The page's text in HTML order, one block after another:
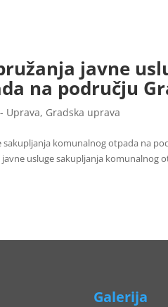
javne
na području
Uprava, Gradska uprava
komunalnog otpada na
usluge sakupljanja komunalnog
Galerija